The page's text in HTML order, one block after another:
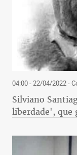
04:00 - 22/04/2022-
Silviano
liberdade', que